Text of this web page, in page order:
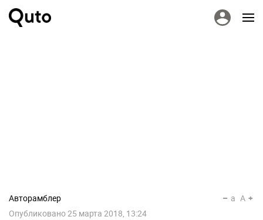
Авторамблер
Опубликовано25 марта 2018, 13:24
a A